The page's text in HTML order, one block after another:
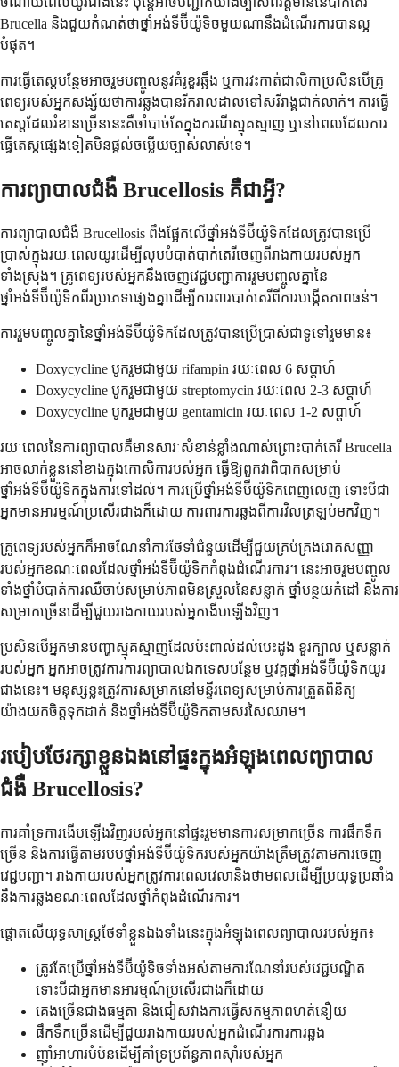
Brucella និងជួយកំណត់ថាថ្នាំអង់ទីប៊ីយ៉ូទិចមួយណានឹងដំណើរការបានល្អ
បំផុត។
ការធ្វើតេស្តបន្ថែមអាចរួមបញ្ចូលនូវគំរូខួរឆ្អឹង ឬការវះកាត់ជាលិកាប្រសិនបើគ្រូ
ពេទ្យរបស់អ្នកសង្ស័យថាការឆ្លងបានរីករាលដាលទៅសរីរាង្គជាក់លាក់។ ការធ្វើ
តេស្តដែលរំខានច្រើននេះគឺចាំបាច់តែក្នុងករណីស្មុគស្មាញ ឬនៅពេលដែលការ
ធ្វើតេស្តផ្សេងទៀតមិនផ្តល់ចម្លើយច្បាស់លាស់ទេ។
ការព្យាបាលជំងឺ Brucellosis គឺជាអ្វី?
ការព្យាបាលជំងឺ Brucellosis ពឹងផ្អែកលើថ្នាំអង់ទីប៊ីយ៉ូទិកដែលត្រូវបានប្រើ
ប្រាស់ក្នុងរយៈពេលយូរដើម្បីលុបបំបាត់បាក់តេរីចេញពីរាងកាយរបស់អ្នក
ទាំងស្រុង។ គ្រូពេទ្យរបស់អ្នកនឹងចេញវេជ្ជបញ្ជាការរួមបញ្ចូលគ្នានៃ
ថ្នាំអង់ទីប៊ីយ៉ូទិកពីរប្រភេទផ្សេងគ្នាដើម្បីការពារបាក់តេរីពីការបង្កើតភាពធន់។
ការរួមបញ្ចូលគ្នានៃថ្នាំអង់ទីប៊ីយ៉ូទិកដែលត្រូវបានប្រើប្រាស់ជាទូទៅរួមមាន៖
Doxycycline បូករួមជាមួយ rifampin រយៈពេល 6 សប្តាហ៍
Doxycycline បូករួមជាមួយ streptomycin រយៈពេល 2-3 សប្តាហ៍
Doxycycline បូករួមជាមួយ gentamicin រយៈពេល 1-2 សប្តាហ៍
រយៈពេលនៃការព្យាបាលគឺមានសារៈសំខាន់ខ្លាំងណាស់ព្រោះបាក់តេរី Brucella
អាចលាក់ខ្លួននៅខាងក្នុងកោសិការបស់អ្នក ធ្វើឱ្យពួកវាពិបាកសម្រាប់
ថ្នាំអង់ទីប៊ីយ៉ូទិកក្នុងការទៅដល់។ ការប្រើថ្នាំអង់ទីប៊ីយ៉ូទិកពេញលេញ ទោះបីជា
អ្នកមានអារម្មណ៍ប្រសើរជាងក៏ដោយ ការពារការឆ្លងពីការវិលត្រឡប់មកវិញ។
គ្រូពេទ្យរបស់អ្នកក៏អាចណែនាំការថែទាំជំនួយដើម្បីជួយគ្រប់គ្រងរោគសញ្ញា
របស់អ្នកខណៈពេលដែលថ្នាំអង់ទីប៊ីយ៉ូទិកកំពុងដំណើរការ។ នេះអាចរួមបញ្ចូល
ទាំងថ្នាំបំបាត់ការឈឺចាប់សម្រាប់ភាពមិនស្រួលនៃសន្លាក់ ថ្នាំបន្ថយកំដៅ និងការ
សម្រាកច្រើនដើម្បីជួយរាងកាយរបស់អ្នកងើបឡើងវិញ។
ប្រសិនបើអ្នកមានបញ្ហាស្មុគស្មាញដែលប៉ះពាល់ដល់បេះដូង ខួរក្បាល ឬសន្លាក់
របស់អ្នក អ្នកអាចត្រូវការការព្យាបាលឯកទេសបន្ថែម ឬវគ្គថ្នាំអង់ទីប៊ីយ៉ូទិកយូរ
ជាងនេះ។ មនុស្សខ្លះត្រូវការសម្រាកនៅមន្ទីរពេទ្យសម្រាប់ការត្រួតពិនិត្យ
យ៉ាងយកចិត្តទុកដាក់ និងថ្នាំអង់ទីប៊ីយ៉ូទិកតាមសរសៃឈាម។
របៀបថែរក្សាខ្លួនឯងនៅផ្ទះក្នុងអំឡុងពេលព្យាបាល
ជំងឺ Brucellosis?
ការគាំទ្រការងើបឡើងវិញរបស់អ្នកនៅផ្ទះរួមមានការសម្រាកច្រើន ការផឹកទឹក
ច្រើន និងការធ្វើតាមរបបថ្នាំអង់ទីប៊ីយ៉ូទិករបស់អ្នកយ៉ាងត្រឹមត្រូវតាមការចេញ
វេជ្ជបញ្ជា។ រាងកាយរបស់អ្នកត្រូវការពេលវេលានិងថាមពលដើម្បីប្រយុទ្ធប្រឆាំង
នឹងការឆ្លងខណៈពេលដែលថ្នាំកំពុងដំណើរការ។
ផ្តោតលើយុទ្ធសាស្ត្រថែទាំខ្លួនឯងទាំងនេះក្នុងអំឡុងពេលព្យាបាលរបស់អ្នក៖
ត្រូវតែប្រើថ្នាំអង់ទីប៊ីយ៉ូទិចទាំងអស់តាមការណែនាំរបស់វេជ្ជបណ្ឌិត
ទោះបីជាអ្នកមានអារម្មណ៍ប្រសើរជាងក៏ដោយ
គេងច្រើនជាងធម្មតា និងជៀសវាងការធ្វើសកម្មភាពហត់នឿយ
ផឹកទឹកច្រើនដើម្បីជួយរាងកាយរបស់អ្នកដំណើរការការឆ្លង
ញ៉ាំអាហារបំប៉នដើម្បីគាំទ្រប្រព័ន្ធភាពស៊ាំរបស់អ្នក